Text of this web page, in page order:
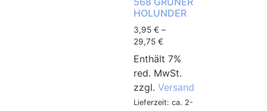
HOLUNDER
3,95 € –
29,75 €
Enthält 7%
red. MwSt.
zzgl. Versand
Lieferzeit: ca. 2-